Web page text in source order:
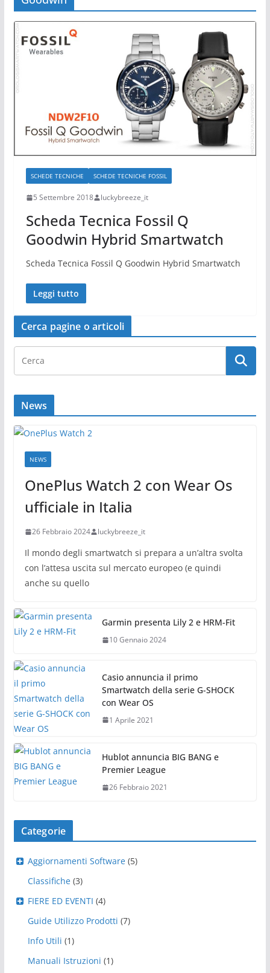
SCHEDE TECNICHE SCHEDE TECNICHE FOSSIL
5 Settembre 2018 luckybreeze_it
Scheda Tecnica Fossil Q
Goodwin Hybrid Smartwatch
Scheda Tecnica Fossil Q Goodwin Hybrid Smartwatch
Leggi tutto
Cerca pagine o articoli
News
NEWS
OnePlus Watch 2 con Wear Os
ufficiale in Italia
26 Febbraio 2024 luckybreeze_it
Il mondo degli smartwatch si prepara a un’altra svolta
con l’attesa uscita sul mercato europeo (e quindi
anche su quello
Garmin presenta Lily 2 e HRM-Fit
10 Gennaio 2024
Casio annuncia il primo
Smartwatch della serie G-SHOCK
con Wear OS
1 Aprile 2021
Hublot annuncia BIG BANG e
Premier League
26 Febbraio 2021
Categorie
Aggiornamenti Software (5)
Classifiche (3)
FIERE ED EVENTI (4)
Guide Utilizzo Prodotti (7)
Info Utili (1)
Manuali Istruzioni (1)